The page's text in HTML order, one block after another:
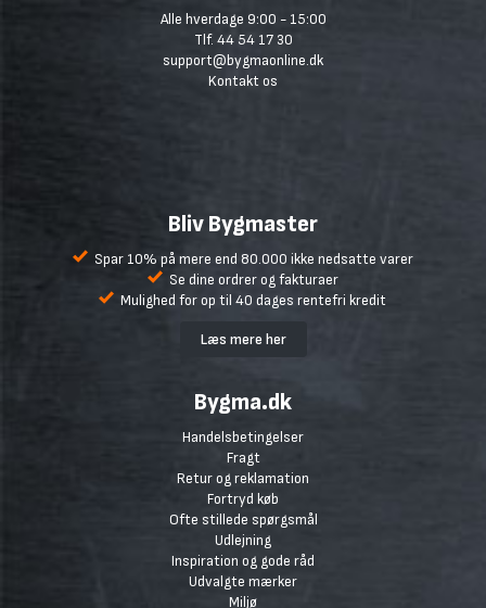
Alle hverdage 9:00 - 15:00
Tlf. 44 54 17 30
support@bygmaonline.dk
Kontakt os
Bliv Bygmaster
Spar 10% på mere end 80.000 ikke nedsatte varer
Se dine ordrer og fakturaer
Mulighed for op til 40 dages rentefri kredit
Læs mere her
Bygma.dk
Handelsbetingelser
Fragt
Retur og reklamation
Fortryd køb
Ofte stillede spørgsmål
Udlejning
Inspiration og gode råd
Udvalgte mærker
Miljø